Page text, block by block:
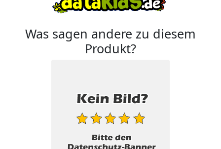
Was sagen andere zu diesem
Produkt?